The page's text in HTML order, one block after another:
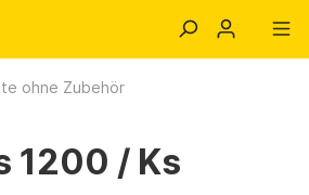
ohne Zubehör
1200 / Ks